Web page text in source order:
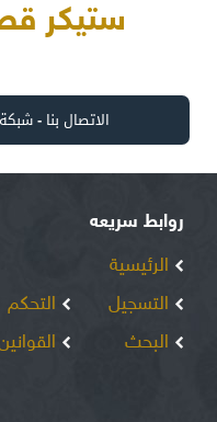
ستيكر
الاتصال بنا -
روابط سريعه
الرئيسية
التسجيل
البحث
التحكم